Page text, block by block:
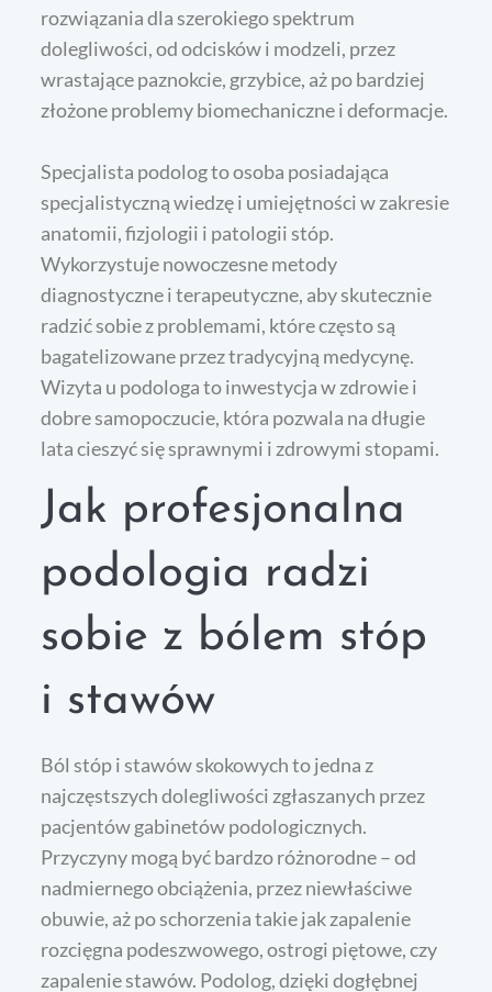
rozwiązania dla szerokiego spektrum
dolegliwości, od odcisków i modzeli, przez
wrastające paznokcie, grzybice, aż po bardziej
złożone problemy biomechaniczne i deformacje.
Specjalista podolog to osoba posiadająca
specjalistyczną wiedzę i umiejętności w zakresie
anatomii, fizjologii i patologii stóp.
Wykorzystuje nowoczesne metody
diagnostyczne i terapeutyczne, aby skutecznie
radzić sobie z problemami, które często są
bagatelizowane przez tradycyjną medycynę.
Wizyta u podologa to inwestycja w zdrowie i
dobre samopoczucie, która pozwala na długie
lata cieszyć się sprawnymi i zdrowymi stopami.
Jak profesjonalna
podologia radzi
sobie z bólem stóp
i stawów
Ból stóp i stawów skokowych to jedna z
najczęstszych dolegliwości zgłaszanych przez
pacjentów gabinetów podologicznych.
Przyczyny mogą być bardzo różnorodne – od
nadmiernego obciążenia, przez niewłaściwe
obuwie, aż po schorzenia takie jak zapalenie
rozcięgna podeszwowego, ostrogi piętowe, czy
zapalenie stawów. Podolog, dzięki dogłębnej